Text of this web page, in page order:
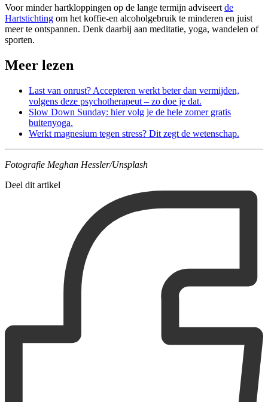
Voor minder hartkloppingen op de lange termijn adviseert de
Hartstichting om het koffie-en alcoholgebruik te minderen en juist
meer te ontspannen. Denk daarbij aan meditatie, yoga, wandelen of
sporten.
Meer lezen
Last van onrust? Accepteren werkt beter dan vermijden,
volgens deze psychotherapeut – zo doe je dat.
Slow Down Sunday: hier volg je de hele zomer gratis
buitenyoga.
Werkt magnesium tegen stress? Dit zegt de wetenschap.
Fotografie Meghan Hessler/Unsplash
Deel dit artikel